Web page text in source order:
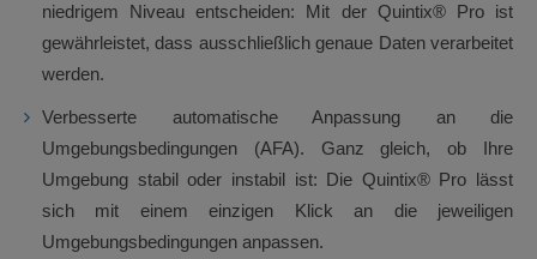
niedrigem Niveau entscheiden: Mit der Quintix® Pro ist
gewährleistet, dass ausschließlich genaue Daten verarbeitet
werden.
Verbesserte automatische Anpassung an die
Umgebungsbedingungen (AFA). Ganz gleich, ob Ihre
Umgebung stabil oder instabil ist: Die Quintix® Pro lässt
sich mit einem einzigen Klick an die jeweiligen
Umgebungsbedingungen anpassen.